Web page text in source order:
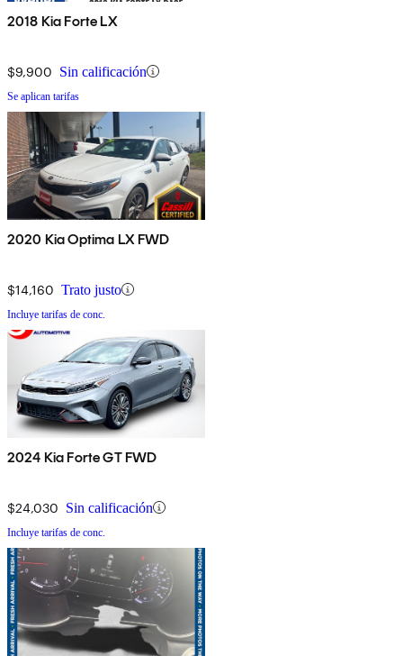
2018 Kia Forte LX
$9,900 Sin calificación
Se aplican tarifas
2020 Kia Optima LX FWD
$14,160 Trato justo
Incluye tarifas de conc.
2024 Kia Forte GT FWD
$24,030 Sin calificación
Incluye tarifas de conc.